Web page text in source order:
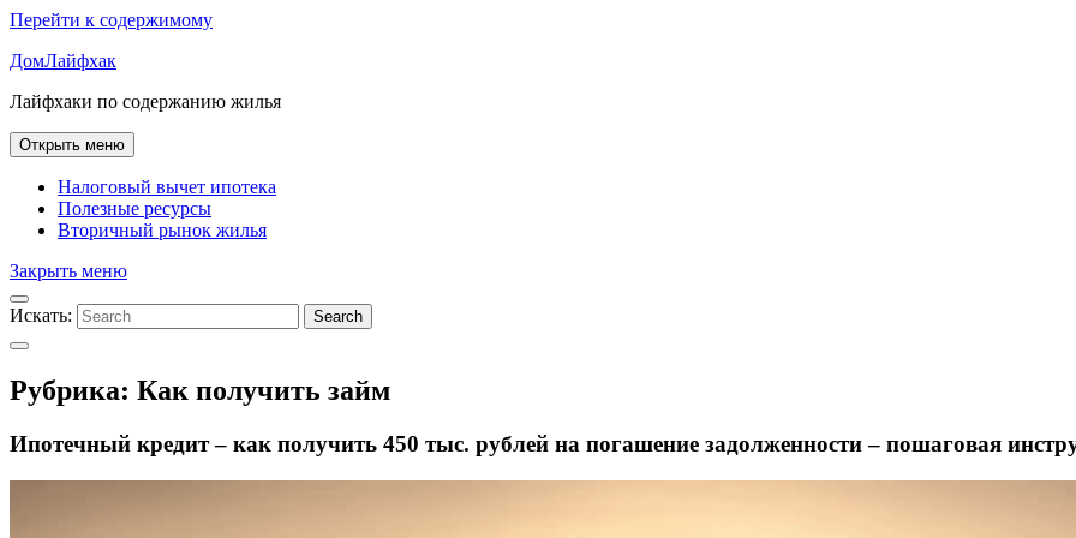
Перейти к содержимому
ДомЛайфхак
Лайфхаки по содержанию жилья
Открыть меню
Налоговый вычет ипотека
Полезные ресурсы
Вторичный рынок жилья
Закрыть меню
Искать: Search
Рубрика: Как получить займ
Ипотечный кредит – как получить 450 тыс. рублей на погашение задолженности – пошаговая